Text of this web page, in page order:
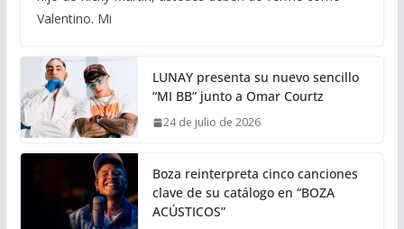
Valentino. Mi
LUNAY presenta su nuevo sencillo
“MI BB” junto a Omar Courtz
24 de julio de 2026
Boza reinterpreta cinco canciones
clave de su catálogo en “BOZA
ACÚSTICOS”